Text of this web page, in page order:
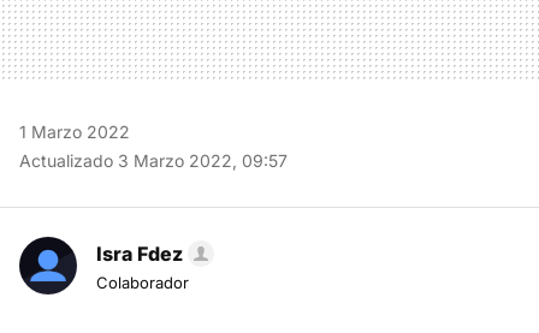
1 Marzo 2022
Actualizado 3 Marzo 2022, 09:57
Isra Fdez
Colaborador